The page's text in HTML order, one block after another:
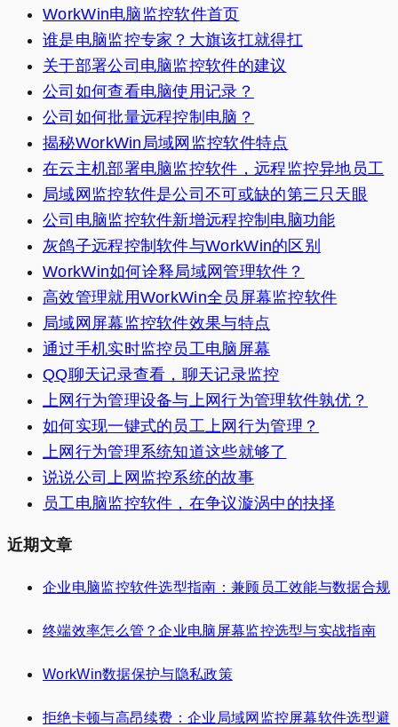
WorkWin电脑监控软件首页
谁是电脑监控专家？大旗该扛就得扛
关于部署公司电脑监控软件的建议
公司如何查看电脑使用记录？
公司如何批量远程控制电脑？
揭秘WorkWin局域网监控软件特点
在云主机部署电脑监控软件，远程监控异地员工
局域网监控软件是公司不可或缺的第三只天眼
公司电脑监控软件新增远程控制电脑功能
灰鸽子远程控制软件与WorkWin的区别
WorkWin如何诠释局域网管理软件？
高效管理就用WorkWin全员屏幕监控软件
局域网屏幕监控软件效果与特点
通过手机实时监控员工电脑屏幕
QQ聊天记录查看，聊天记录监控
上网行为管理设备与上网行为管理软件孰优？
如何实现一键式的员工上网行为管理？
上网行为管理系统知道这些就够了
说说公司上网监控系统的故事
员工电脑监控软件，在争议漩涡中的抉择
近期文章
企业电脑监控软件选型指南：兼顾员工效能与数据合规
终端效率怎么管？企业电脑屏幕监控选型与实战指南
WorkWin数据保护与隐私政策
拒绝卡顿与高昂续费：企业局域网监控屏幕软件选型避